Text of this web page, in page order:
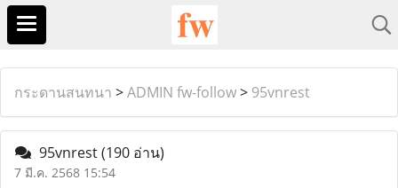
กระดานสนทนา >ADMIN fw-follow> 95vnrest
95vnrest(190 อ่าน)
7 มี.ค. 2568 15:54